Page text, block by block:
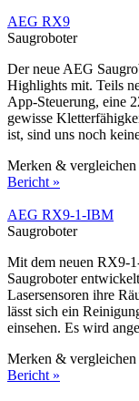
AEG RX9
Saugroboter
Der neue AEG
Highlights mit. Teils
App-Steuerung, eine
gewisse
ist, sind uns noch
Merken & vergleichen
Bericht »
AEG RX9-1-IBM
Saugroboter
Mit dem neuen RX9-
Saugroboter
Lasersensoren ihre
lässt sich ein
einsehen. Es wird
Merken & vergleichen
Bericht »